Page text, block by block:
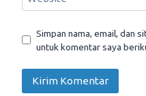
Simpan nama, email, dan
untuk komentar saya